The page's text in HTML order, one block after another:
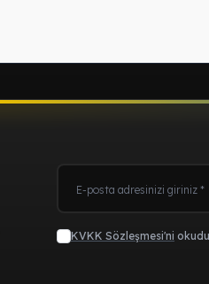
KVKK Sözleşmesi'ni